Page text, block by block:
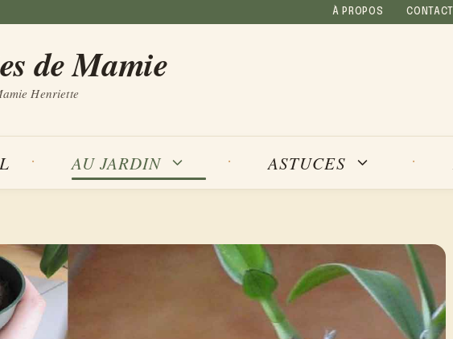
À PROPOS CONTACT
de Mamie
Henriette
AU JARDIN ASTUCES